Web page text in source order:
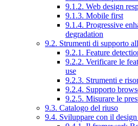
9.1.2. Web design
9.1.3. Mobile first
9.1.4. Progressive
degradation
9.2. Strumenti di supporto
9.2.1. Feature
9.2.2. Verificare le
use
9.2.3. Strumenti e
9.2.4. Supporto
9.2.5. Misurare le
9.3. Catalogo del riuso
9.4. Sviluppare con il